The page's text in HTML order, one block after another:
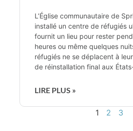
L’Église communautaire de
installé un centre de réfugiés
fournit un lieu pour rester
heures ou même quelques
réfugiés ne se déplacent à
de réinstallation final aux
LIRE PLUS »
1 2 3